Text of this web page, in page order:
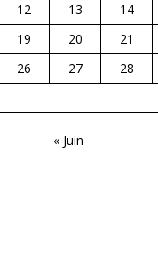
12 13 14
19 20 21
26 27 28
« Juin